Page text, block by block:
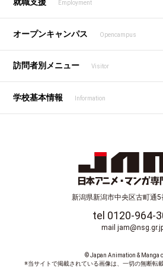
就職支援 Employment
オープンキャンパス Opencampus
訪問者別メニュー Visitor
学校基本情報 Information
新潟県新潟市中央区古町通5
tel 0120-964-
mail
© Japan Animation & Manga
※当サイトで掲載されている画像は、一切の無断転